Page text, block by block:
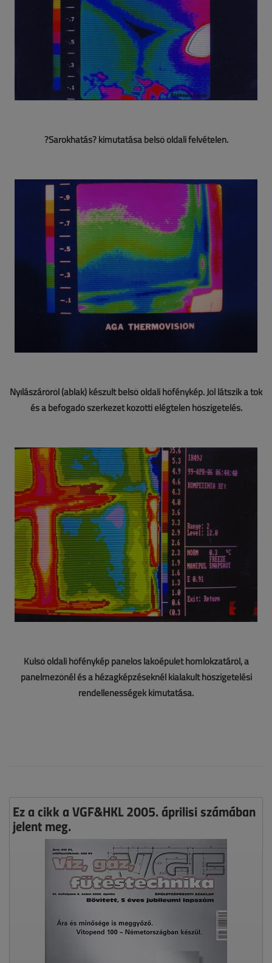
?Sarokhatás? kimutatása belső oldali felvételen.
Nyílászáróról (ablak) készült belső oldali hőfénykép. Jól látszik a tok
és a befogadó szerkezet közötti elégtelen hőszigetelés.
Külső oldali hőfénykép panelos lakóépület homlokzatáról, a
panelmezőnél és a hézagképzéseknél kialakult hőszigetelési
rendellenességek kimutatása.
Ez a cikk a VGF&HKL 2005. áprilisi számában
jelent meg.